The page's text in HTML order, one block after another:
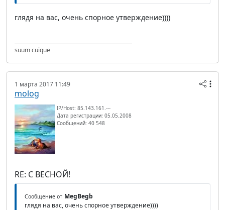
глядя на вас, очень спорное утверждение))))
suum cuique
1 марта 2017 11:49
molog
IP/Host: 85.143.161.---
Дата регистрации: 05.05.2008
Сообщений: 40 548
RE: С ВЕСНОЙ!
Сообщение от MegBegb
глядя на вас, очень спорное утверждение))))